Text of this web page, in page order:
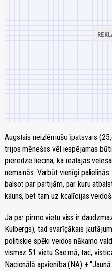
Augstais neizlēmušo īpatsvars
trijos mēnešos vēl iespējamas
pieredze liecina, ka reālajās
nemainās. Varbūt vienīgi
balsot par partijām, par kuru
kauns, bet tam uz koalīcijas
Ja par pirmo vietu viss ir
Kulbergs), tad svarīgākais
politiskie spēki veidos nākamo
vismaz 51 vietu Saeimā, tad,
Nacionālā apvienība (NA) +